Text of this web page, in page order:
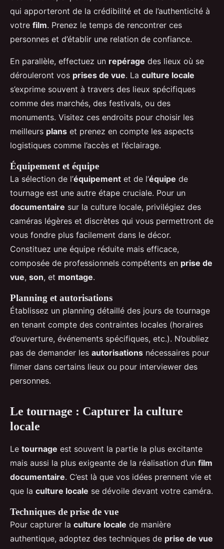
qui apporteront de la crédibilité et de l’authenticité à
votre film. Prenez le temps de rencontrer ces
personnes et d’établir une relation de confiance.
En parallèle, effectuez un repérage des lieux où se
dérouleront vos prises de vue. La culture locale
s’exprime souvent à travers des lieux spécifiques
comme des marchés, des festivals, ou des
monuments. Visitez ces endroits pour choisir les
meilleurs plans et prenez en compte les aspects
logistiques comme l’accès et l’éclairage.
Équipement et équipe
La sélection de l’équipement et de l’équipe de
tournage est une autre étape cruciale. Pour un
documentaire sur la culture locale, privilégiez des
caméras légères et discrètes qui vous permettront de
vous fondre plus facilement dans le décor.
Constituez une équipe réduite mais efficace,
composée de professionnels compétents en prise de
vue, son, et montage.
Planning et autorisations
Établissez un planning détaillé des jours de tournage
en tenant compte des contraintes locales (horaires
d’ouverture, événements spécifiques, etc.). N’oubliez
pas de demander les autorisations nécessaires pour
filmer dans certains lieux ou pour interviewer des
personnes.
Le tournage : Capturer la culture
locale
Le tournage est souvent la partie la plus excitante
mais aussi la plus exigeante de la réalisation d’un film
documentaire. C’est là que vos idées prennent vie et
que la culture locale se dévoile devant votre caméra.
Techniques de prise de vue
Pour capturer la culture locale de manière
authentique, adoptez des techniques de prise de vue